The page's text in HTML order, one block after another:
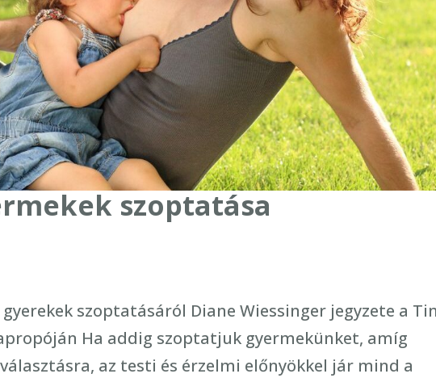
szoptatása
szoptatásáról Diane Wiessinger jegyzete a
Ha addig szoptatjuk gyermekünket, amíg
az testi és érzelmi előnyökkel jár mind a